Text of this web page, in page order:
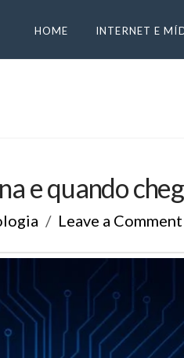
HOME INTERNET E
e quando
Leave a Comment